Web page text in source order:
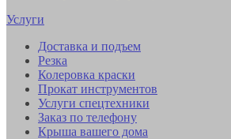
Услуги
Доставка и подъем
Резка
Колеровка краски
Прокат инструментов
Услуги спецтехники
Заказ по телефону
Крыша вашего дома